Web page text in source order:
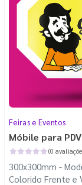
Feiras e Eventos
Móbile para PDV
(0
300x300mm -
Colorido Frente e